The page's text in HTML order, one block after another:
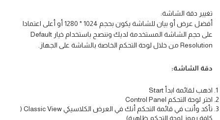
تغيير دقة الشاشة:
أفضل عرض أو بيان للشاشة يكون بحجم 1024 * 1280 أو أعلى اعتمادا
على حجم الشاشة المستخدمة لديك وننصح باستخدام خيار Default
Resolution من خلال لوحة التحكم الخاصة بالشاشة على الجهاز.
دقة الشاشة:
اذهب لقائمة ابدأ Start
اختر لوحة التحكم Control Panel
تأكد وأنت في قائمة التحكم أنك في العرض الكلاسيكي Classic View (
كافة رموز لوحة التحكم ظاهرة)